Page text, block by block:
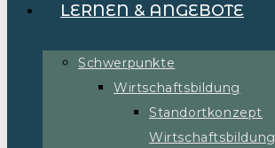
LERNEN & ANGEBOTE
Schwerpunkte
Wirtschaftsbildung
Standortkonzept
Wirtschaftsbildung